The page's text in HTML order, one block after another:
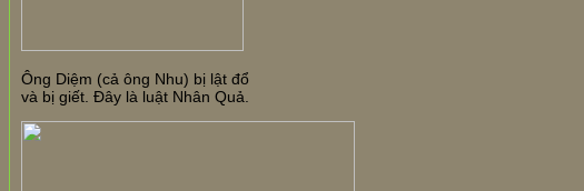
Ông Diệm (cả ông Nhu) bị lật đổ
và bị giết. Đây là luật Nhân Quả.